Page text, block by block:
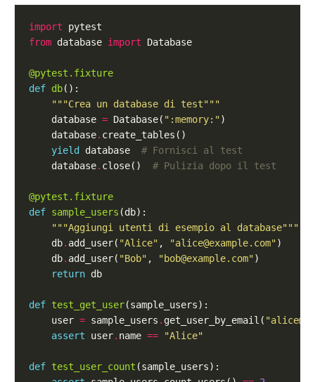
import
from database import
@pytest.fixture
def db
"""Crea un database di test"""
    database
= Database( ":memory:"
    database
.
yield
database # Fornisci al test
    database
. close() # Pulizia dopo il test
@pytest.fixture
def sample_users
"""Aggiungi utenti di esempio al database"""
    db
. add_user( "Alice" , "alice@example.com"
    db
. add_user( "Bob" , "bob@example.com"
return
def test_get_user
    user
= sample_users . get_user_by_email(
assert user. name == "Alice"
def test_user_count